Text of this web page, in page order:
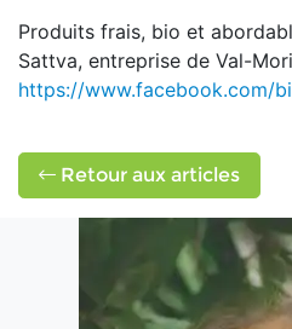
Produits frais, bio et
Sattva, entreprise de Val-
https://www.facebook.com/
Retour aux articles